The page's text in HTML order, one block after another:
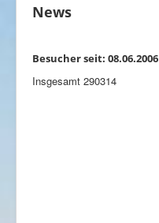
News
Besucher seit: 08.06.2006
Insgesamt 290314